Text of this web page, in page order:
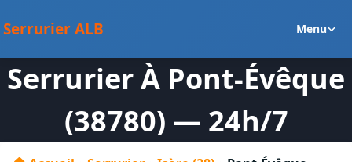
contenu
Serrurier ALB Menu
Serrurier À Pont-Évêque
(38780) — 24h/7